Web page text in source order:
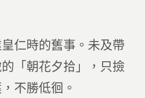
仁時的舊事。未及帶
「朝花夕拾」，只撿
不勝低徊。